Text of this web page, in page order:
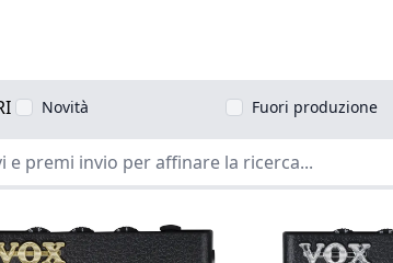
Novità Fuori produzione